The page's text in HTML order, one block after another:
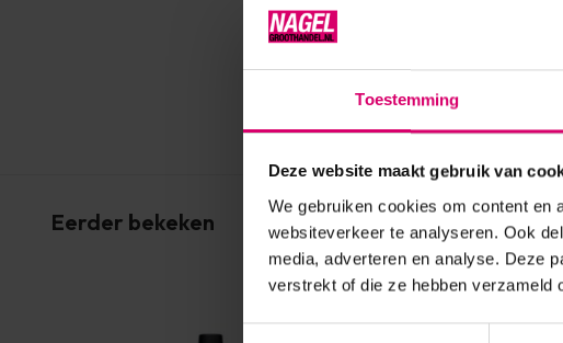
Toestemming
Deze website maakt gebruik van
We gebruiken cookies om content en
websiteverkeer te analyseren. Ook
media, adverteren en analyse. Deze
verstrekt of die ze hebben verzameld
Eerder bekeken